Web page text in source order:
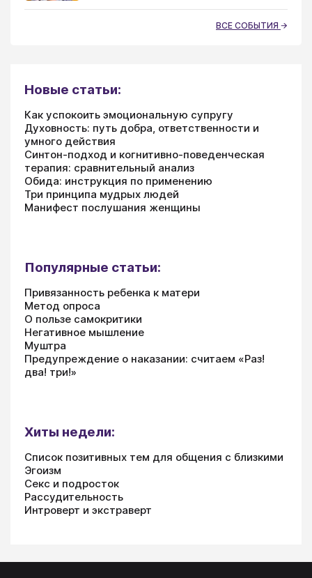
ВСЕ СОБЫТИЯ
Новые статьи:
Как успокоить эмоциональную супругу
Духовность: путь добра, ответственности и
умного действия
Синтон-подход и когнитивно-поведенческая
терапия: сравнительный анализ
Обида: инструкция по применению
Три принципа мудрых людей
Манифест послушания женщины
Популярные статьи:
Привязанность ребенка к матери
Метод опроса
О пользе самокритики
Негативное мышление
Муштра
Предупреждение о наказании: считаем «Раз!
два! три!»
Хиты недели:
Список позитивных тем для общения с близкими
Эгоизм
Секс и подросток
Рассудительность
Интроверт и экстраверт